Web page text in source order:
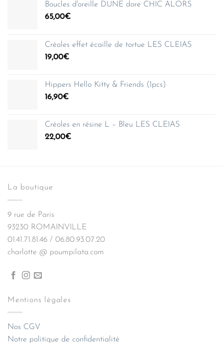
Boucles d'oreille DUNE dore CHIC ALORS
65,00€
Créoles effet écaille de tortue LES CLEIAS
19,00€
Hippers Hello Kitty & Friends (1pcs)
16,90€
Créoles en résine L – Bleu LES CLEIAS
22,00€
La boutique
9 rue de Paris
93230 ROMAINVILLE
01.41.71.81.46 / 06.80.93.07.20
charlotte @ poumpilata.com
Mentions légales
Nos CGV
Notre politique de confidentialité